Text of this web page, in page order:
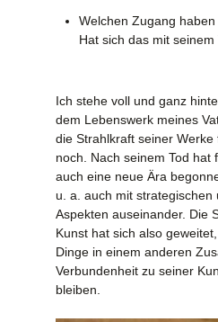
Welchen Zugang
Hat sich das mit
Ich stehe voll und ganz
dem Lebenswerk meines
die Strahlkraft seiner
noch. Nach seinem Tod hat
auch eine neue Ära
u. a. auch mit strategischen
Aspekten auseinander. Die
Kunst hat sich also
Dinge in einem anderen
Verbundenheit zu seiner
bleiben.